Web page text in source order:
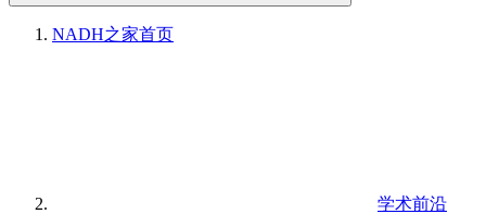
NADH之家首页
学术前沿